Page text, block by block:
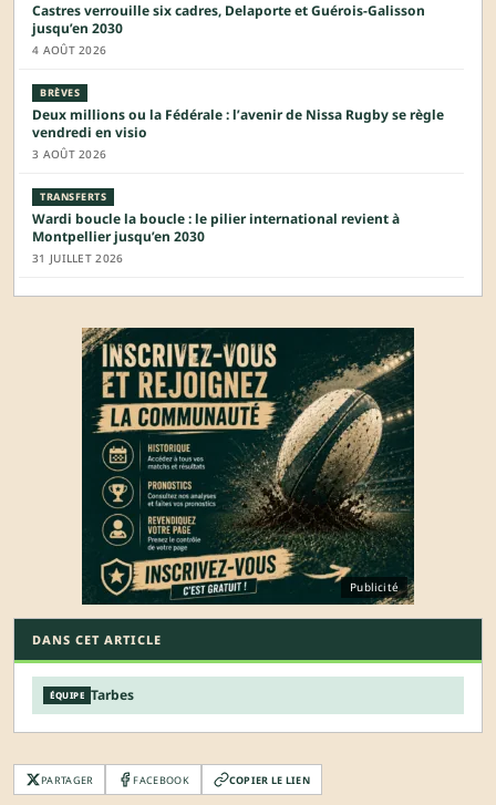
Castres verrouille six cadres, Delaporte et Guérois-Galisson
jusqu’en 2030
4 AOÛT 2026
BRÈVES
Deux millions ou la Fédérale : l’avenir de Nissa Rugby se règle
vendredi en visio
3 AOÛT 2026
TRANSFERTS
Wardi boucle la boucle : le pilier international revient à
Montpellier jusqu’en 2030
31 JUILLET 2026
Publicité
DANS CET ARTICLE
ÉQUIPE Tarbes
PARTAGER FACEBOOK COPIER LE LIEN